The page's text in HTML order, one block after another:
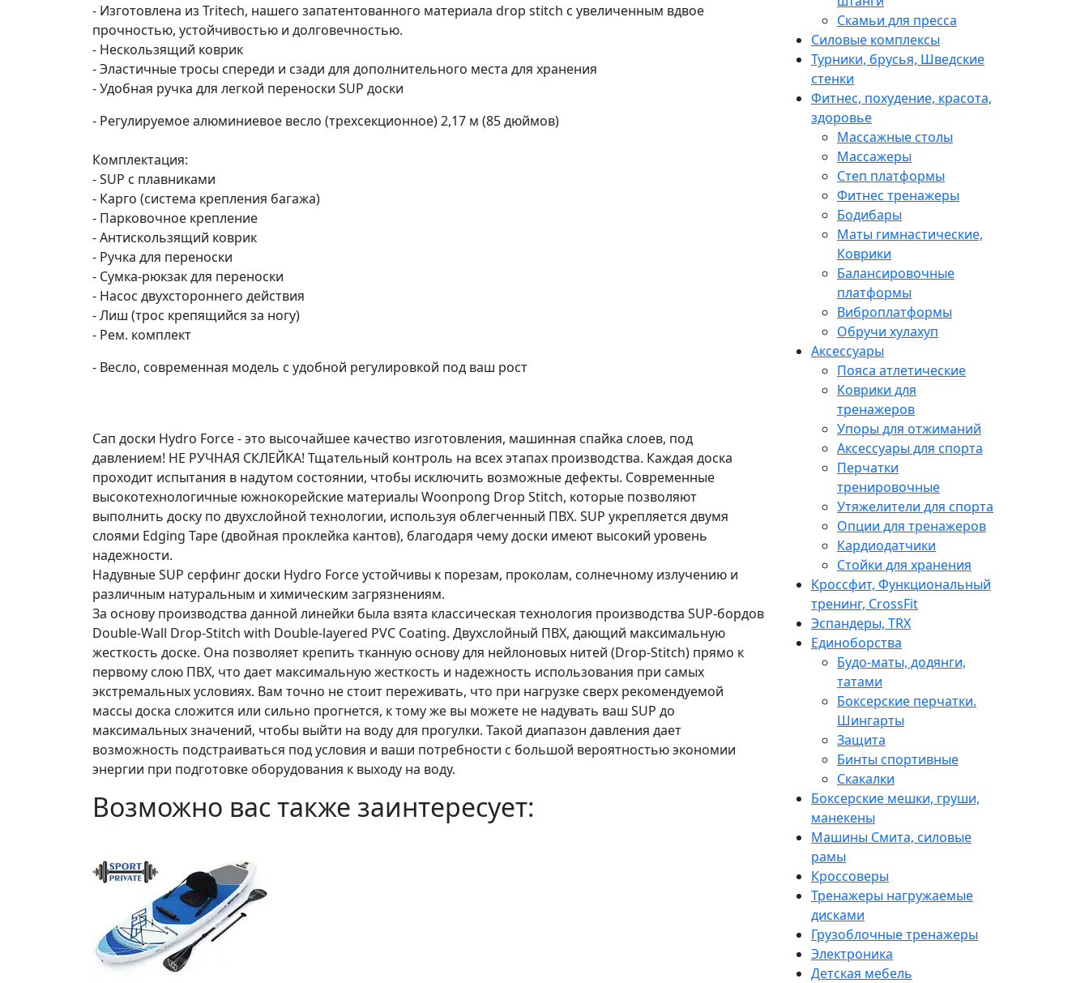
- Изготовлена из Tritech, нашего запатентованного материала drop stitch с увеличенным вдвое
прочностью, устойчивостью и долговечностью.
- Нескользящий коврик
- Эластичные тросы спереди и сзади для дополнительного места для хранения
- Удобная ручка для легкой переноски SUP доски
- Регулируемое алюминиевое весло (трехсекционное) 2,17 м (85 дюймов)
Комплектация:
- SUP с плавниками
- Карго (система крепления багажа)
- Парковочное крепление
- Антискользящий коврик
- Ручка для переноски
- Сумка-рюкзак для переноски
- Насос двухстороннего действия
- Лиш (трос крепящийся за ногу)
- Рем. комплект
- Весло, современная модель с удобной регулировкой под ваш рост
Сап доски Hydro Force - это высочайшее качество изготовления, машинная спайка слоев, под
давлением! НЕ РУЧНАЯ СКЛЕЙКА! Тщательный контроль на всех этапах производства. Каждая доска
проходит испытания в надутом состоянии, чтобы исключить возможные дефекты. Современные
высокотехнологичные южнокорейские материалы Woonpong Drop Stitch, которые позволяют
выполнить доску по двухслойной технологии, используя облегченный ПВХ. SUP укрепляется двумя
слоями Edging Tape (двойная проклейка кантов), благодаря чему доски имеют высокий уровень
надежности.
Надувные SUP серфинг доски Hydro Force устойчивы к порезам, проколам, солнечному излучению и
различным натуральным и химическим загрязнениям.
За основу производства данной линейки была взята классическая технология производства SUP-бордов
Double-Wall Drop-Stitch with Double-layered PVC Coating. Двухслойный ПВХ, дающий максимальную
жесткость доске. Она позволяет крепить тканную основу для нейлоновых нитей (Drop-Stitch) прямо к
первому слою ПВХ, что дает максимальную жесткость и надежность использования при самых
экстремальных условиях. Вам точно не стоит переживать, что при нагрузке сверх рекомендуемой
массы доска сложится или сильно прогнется, к тому же вы можете не надувать ваш SUP до
максимальных значений, чтобы выйти на воду для прогулки. Такой диапазон давления дает
возможность подстраиваться под условия и ваши потребности с большой вероятностью экономии
энергии при подготовке оборудования к выходу на воду.
Возможно вас также заинтересует:
Скамьи для пресса
Силовые комплексы
Турники, брусья, Шведские
стенки
Фитнес, похудение, красота,
здоровье
Массажные столы
Массажеры
Степ платформы
Фитнес тренажеры
Бодибары
Маты гимнастические,
Коврики
Балансировочные
платформы
Виброплатформы
Обручи хулахуп
Аксессуары
Пояса атлетические
Коврики для
тренажеров
Упоры для отжиманий
Аксессуары для спорта
Перчатки
тренировочные
Утяжелители для спорта
Опции для тренажеров
Кардиодатчики
Стойки для хранения
Кроссфит, Функциональный
тренинг, CrossFit
Эспандеры, TRX
Единоборства
Будо-маты, додянги,
татами
Боксерские перчатки.
Шингарты
Защита
Бинты спортивные
Скакалки
Боксерские мешки, груши,
манекены
Машины Смита, силовые
рамы
Кроссоверы
Тренажеры нагружаемые
дисками
Грузоблочные тренажеры
Электроника
Детская мебель